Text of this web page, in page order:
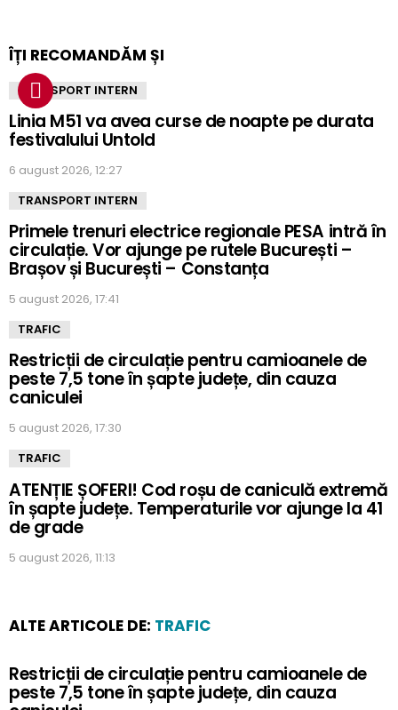
ÎȚI RECOMANDĂM ȘI
TRANSPORT INTERN
Linia M51 va avea curse de noapte pe durata
festivalului Untold
6 august 2026, 12:27
TRANSPORT INTERN
Primele trenuri electrice regionale PESA intră în
circulație. Vor ajunge pe rutele București –
Brașov și București – Constanța
5 august 2026, 17:41
TRAFIC
Restricții de circulație pentru camioanele de
peste 7,5 tone în șapte județe, din cauza
caniculei
5 august 2026, 17:30
TRAFIC
ATENȚIE ȘOFERI! Cod roșu de caniculă extremă
în șapte județe. Temperaturile vor ajunge la 41
de grade
5 august 2026, 11:13
ALTE ARTICOLE DE: TRAFIC
Restricții de circulație pentru camioanele de
peste 7,5 tone în șapte județe, din cauza